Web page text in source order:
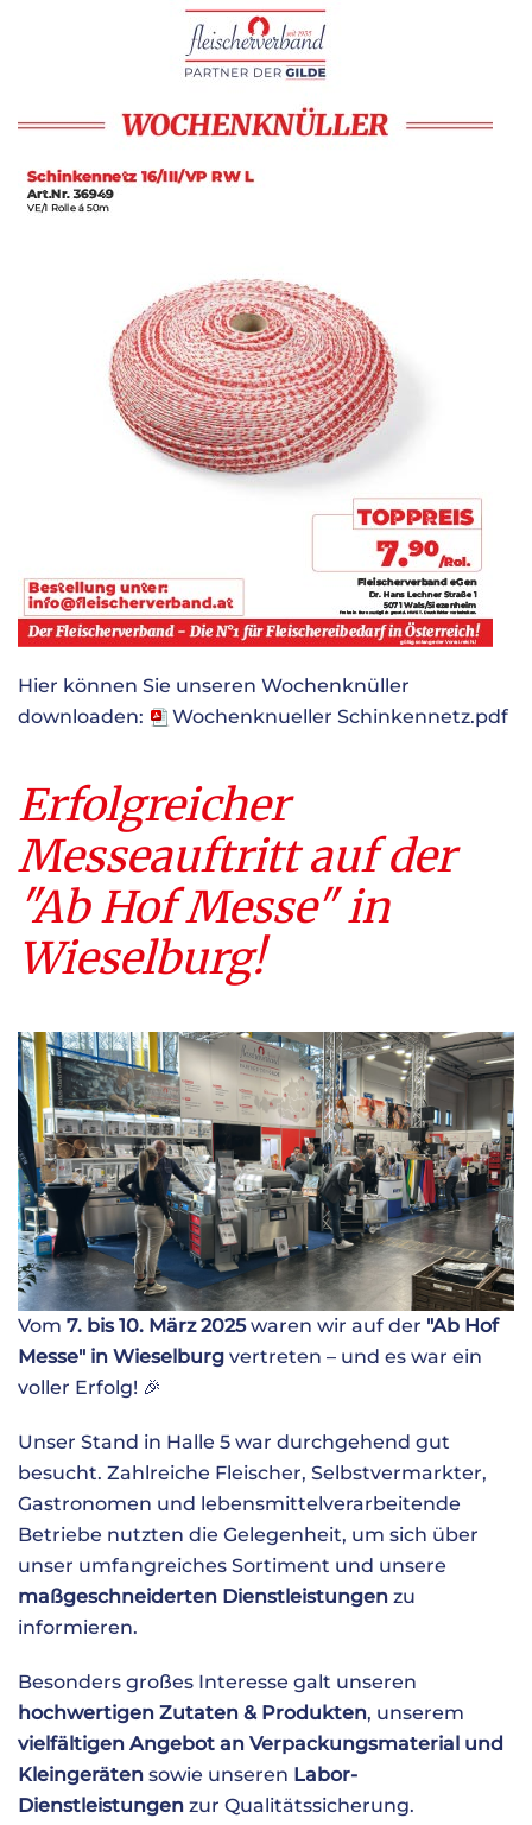
Hier können Sie unseren Wochenknüller
downloaden:
Wochenknueller Schinkennetz.pdf
Erfolgreicher
Messeauftritt auf der
"Ab Hof Messe" in
Wieselburg!
Vom 7. bis 10. März 2025waren wir auf der "Ab Hof
Messe" in Wieselburg vertreten – und es war ein
voller Erfolg! 🎉
Unser Stand in Halle 5 war durchgehend gut
besucht. Zahlreiche Fleischer, Selbstvermarkter,
Gastronomen und lebensmittelverarbeitende
Betriebe nutzten die Gelegenheit, um sich über
unser umfangreiches Sortiment und unsere
maßgeschneiderten Dienstleistungen zu
informieren.
Besonders großes Interesse galt unseren
hochwertigen Zutaten & Produkten, unserem
vielfältigen Angebot an Verpackungsmaterial und
Kleingeräten sowie unseren Labor-
Dienstleistungen zur Qualitätssicherung.